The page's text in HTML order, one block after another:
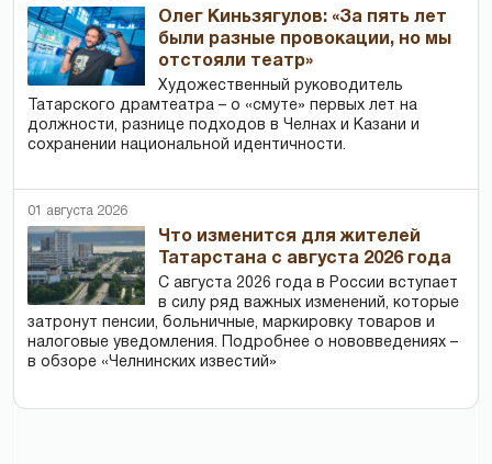
Олег Киньзягулов: «За пять лет
были разные провокации, но мы
отстояли театр»
Художественный руководитель
Татарского драмтеатра – о «смуте» первых лет на
должности, разнице подходов в Челнах и Казани и
сохранении национальной идентичности.
01 августа 2026
Что изменится для жителей
Татарстана с августа 2026 года
С августа 2026 года в России вступает
в силу ряд важных изменений, которые
затронут пенсии, больничные, маркировку товаров и
налоговые уведомления. Подробнее о нововведениях –
в обзоре «Челнинских известий»